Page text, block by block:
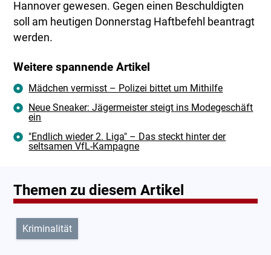
Hannover gewesen. Gegen einen Beschuldigten
soll am heutigen Donnerstag Haftbefehl beantragt
werden.
Weitere spannende Artikel
Mädchen vermisst – Polizei bittet um Mithilfe
Neue Sneaker: Jägermeister steigt ins Modegeschäft
ein
"Endlich wieder 2. Liga" – Das steckt hinter der
seltsamen VfL-Kampagne
Themen zu diesem Artikel
Kriminalität